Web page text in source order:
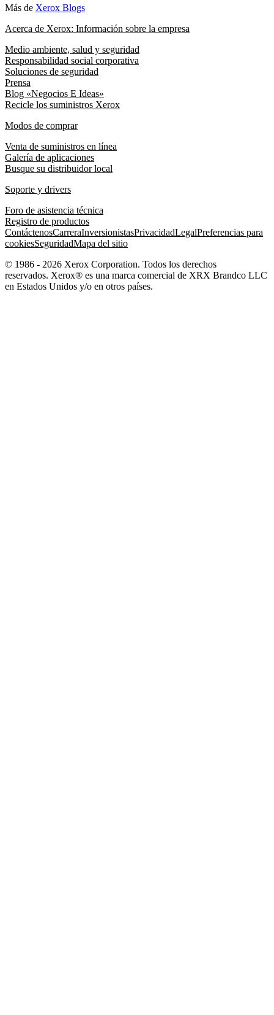
Más de Xerox Blogs
Acerca de Xerox: Información sobre la empresa
Medio ambiente, salud y seguridad
Responsabilidad social corporativa
Soluciones de seguridad
Prensa
Blog «Negocios E Ideas»
Recicle los suministros Xerox
Modos de comprar
Venta de suministros en línea
Galería de aplicaciones
Busque su distribuidor local
Soporte y drivers
Foro de asistencia técnica
Registro de productos
ContáctenosCarreraInversionistasPrivacidadLegalPreferencias para
cookiesSeguridadMapa del sitio
© 1986 - 2026 Xerox Corporation. Todos los derechos
reservados. Xerox® es una marca comercial de XRX Brandco LLC
en Estados Unidos y/o en otros países.